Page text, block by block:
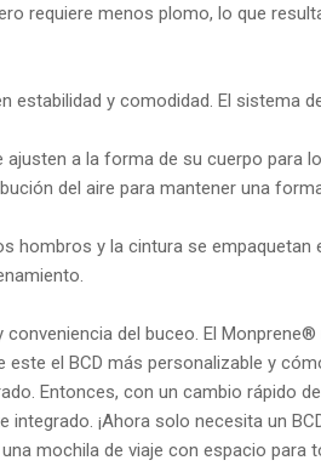
requiere menos plomo, lo que
y comodidad. El sistema
a la forma de su cuerpo para
del aire para mantener una
hombros y la cintura se empaquetan
conveniencia del buceo. El Monprene®
el BCD más personalizable y
Entonces, con un cambio rápido
integrado. ¡Ahora solo necesita un
mochila de viaje con espacio para